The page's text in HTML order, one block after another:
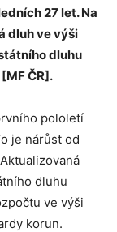
27 let. Na
dluh ve výši
dluhu
ČR].
pololetí
je nárůst od
dluhu
ve výši
korun.